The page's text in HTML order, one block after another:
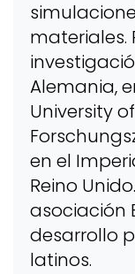
materiales.
Alemania,
University
en el
Reino
asociación
desarrollo
latinos.